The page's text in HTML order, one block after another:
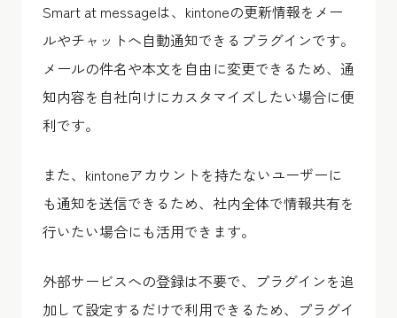
Smart at messageは、kintoneの更新情報をメー
ルやチャットへ自動通知できるプラグインです。
メールの件名や本文を自由に変更できるため、通
知内容を自社向けにカスタマイズしたい場合に便
利です。
また、kintoneアカウントを持たないユーザーに
も通知を送信できるため、社内全体で情報共有を
行いたい場合にも活用できます。
外部サービスへの登録は不要で、プラグインを追
加して設定するだけで利用できるため、プラグイ